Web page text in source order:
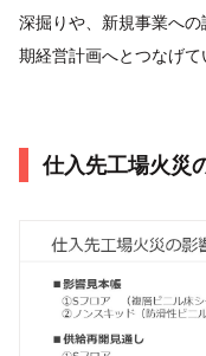
深掘りや、新規事業へ
期経営計画へとつなげて
仕入先工場火災